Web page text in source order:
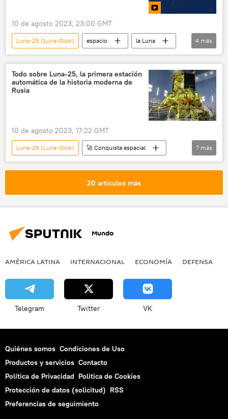
10 de agosto 2023, 23:00 GMT
Luna-25 (Luna-Glob) espacio
la Luna
Vostochni
🚀 Conquista espacial
Multimedia
🟠 Video
4 más
Todo sobre Luna-25, la primera estación
automática de la historia moderna de
Rusia
10 de agosto 2023, 17:22 GMT
Luna-25 (Luna-Glob)
🚀 Conquista espacial
espacio
Soyuz-2.1b
la Luna
Vostochni
7 más
20 artículos más
Mundo
AMÉRICA LATINA INTERNACIONAL ECONOMÍA DEFENSA
Telegram Twitter VK
Quiénes somos Condiciones de Uso
Productos y servicios Contacto
Política de Privacidad Politica de Cookies
Protección de datos (solicitud) RSS
Preferencias de seguimiento